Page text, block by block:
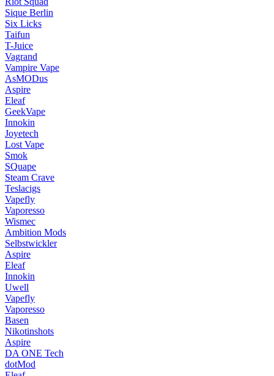
Sique Berlin
Six Licks
Taifun
T-Juice
Vagrand
Vampire Vape
AsMODus
Aspire
Eleaf
GeekVape
Innokin
Joyetech
Lost Vape
Smok
SQuape
Steam Crave
Teslacigs
Vapefly
Vaporesso
Wismec
Ambition Mods
Selbstwickler
Aspire
Eleaf
Innokin
Uwell
Vapefly
Vaporesso
Basen
Nikotinshots
Aspire
DA ONE Tech
dotMod